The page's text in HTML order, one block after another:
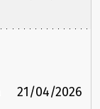
21/04/2026